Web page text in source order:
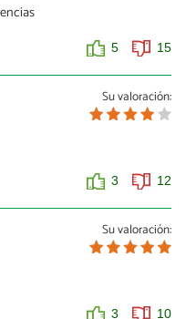
5 15
Su valoración:
3 12
Su valoración:
3 10